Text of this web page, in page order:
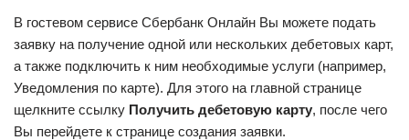
В гостевом сервисе Сбербанк Онлайн Вы можете подать
заявку на получение одной или нескольких дебетовых карт,
а также подключить к ним необходимые услуги (например,
Уведомления по карте). Для этого на главной странице
щелкните ссылку Получить дебетовую карту, после чего
Вы перейдете к странице создания заявки.